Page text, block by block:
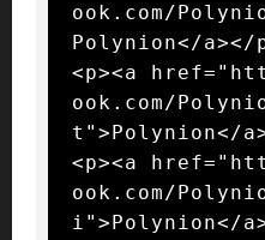
ook.com/
Polynion</a></
<p><a
ook.com/
t">Polynion</
<p><a
ook.com/
i">Polynion</